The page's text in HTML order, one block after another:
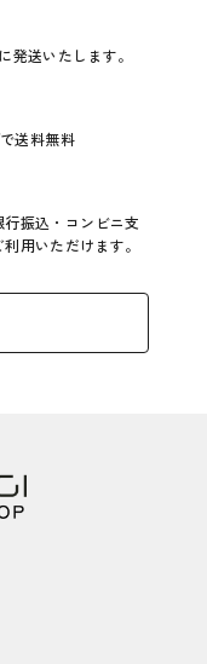
発送いたします。
送料無料
行振込・コンビニ支
用いただけます。